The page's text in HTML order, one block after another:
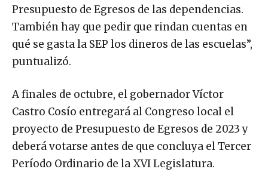
Presupuesto de Egresos de las dependencias.
También hay que pedir que rindan cuentas en
qué se gasta la SEP los dineros de las escuelas”,
puntualizó.
A finales de octubre, el gobernador Víctor
Castro Cosío entregará al Congreso local el
proyecto de Presupuesto de Egresos de 2023 y
deberá votarse antes de que concluya el Tercer
Período Ordinario de la XVI Legislatura.